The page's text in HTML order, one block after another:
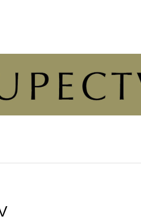
POTŘEBUJETE
ČLOVĚK A DUŠE